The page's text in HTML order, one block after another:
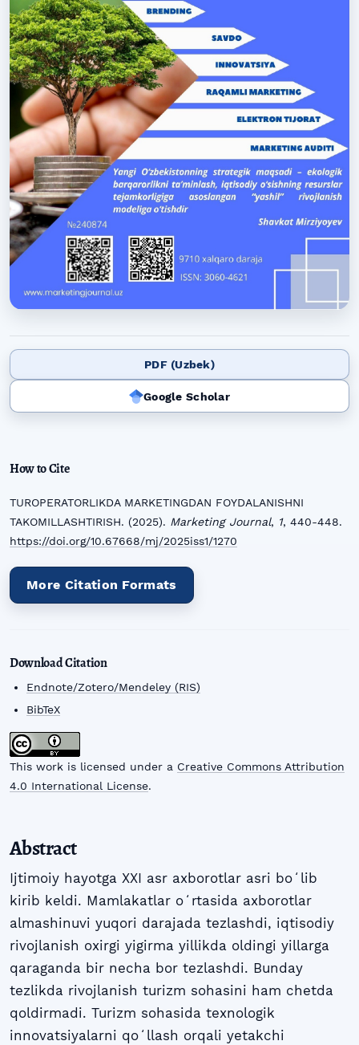
PDF (Uzbek)
Google Scholar
How to Cite
TUROPERATORLIKDA MARKETINGDAN FOYDALANISHNI
TAKOMILLASHTIRISH. (2025). Marketing Journal, 1, 440-448.
https://doi.org/10.67668/mj/2025iss1/1270
More Citation Formats
Download Citation
Endnote/Zotero/Mendeley (RIS)
BibTeX
This work is licensed under a Creative Commons Attribution
4.0 International License.
Abstract
Ijtimoiy hayotga XXI asr axborotlar asri boʻlib
kirib keldi. Mamlakatlar oʻrtasida axborotlar
almashinuvi yuqori darajada tezlashdi, iqtisodiy
rivojlanish oxirgi yigirma yillikda oldingi yillarga
qaraganda bir necha bor tezlashdi. Bunday
tezlikda rivojlanish turizm sohasini ham chetda
qoldirmadi. Turizm sohasida texnologik
innovatsiyalarni qoʻllash orqali yetakchi